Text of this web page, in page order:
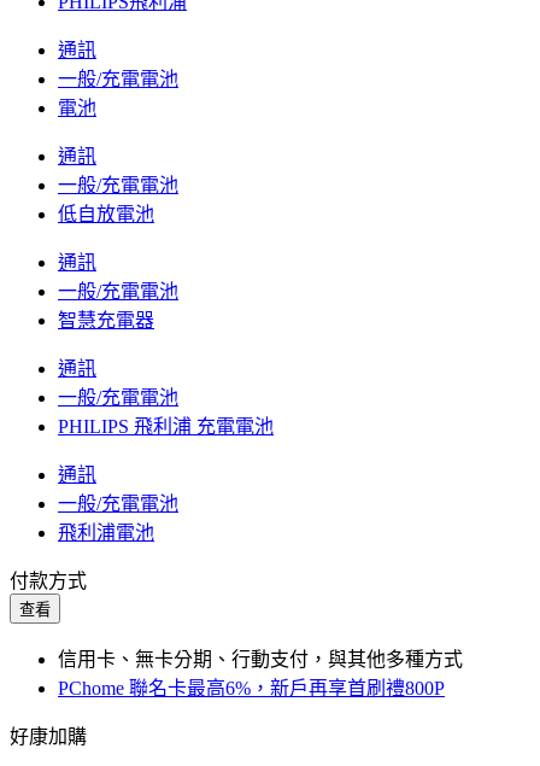
通訊
一般/充電電池
電池
通訊
一般/充電電池
低自放電池
通訊
一般/充電電池
智慧充電器
通訊
一般/充電電池
PHILIPS 飛利浦 充電電池
通訊
一般/充電電池
飛利浦電池
付款方式
查看
信用卡、無卡分期、行動支付，與其他多種方式
PChome 聯名卡最高6%，新戶再享首刷禮800P
好康加購